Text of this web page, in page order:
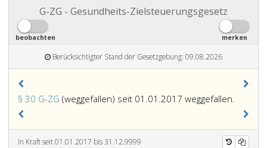
G-ZG - Gesundheits-Zielsteuerungsgesetz
beobachten merken
Berücksichtigter Stand der Gesetzgebung: 09.08.2026
§ 30 G-ZG (weggefallen) seit 01.01.2017 weggefallen.
In Kraft seit 01.01.2017 bis 31.12.9999